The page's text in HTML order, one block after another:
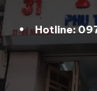
Hotline: